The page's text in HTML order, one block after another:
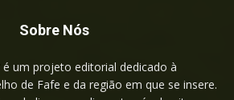
Sobre Nós
é um projeto editorial dedicado à
de Fafe e da região em que se insere.